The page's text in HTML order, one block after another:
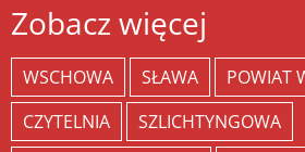
Zobacz więcej
WSCHOWA SŁAWA
POWIAT
CZYTELNIA
SZLICHTYNGOWA